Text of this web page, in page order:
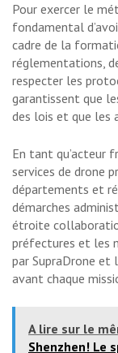
Pour exercer le
fondamental
cadre de la
réglementations,
respecter les
garantissent que
des lois et que les
En tant qu’acteur
services de drone
départements et
démarches
étroite
préfectures et les
par SupraDrone
avant chaque
A lire sur le
Shenzhen! Le